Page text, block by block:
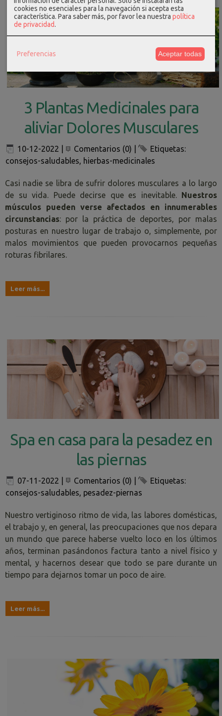
3 Plantas Medicinales para
aliviar Dolores Musculares
10-12-2022 Comentarios (0)
Etiquetas:
consejos-saludables, hierbas-medicinales
Casi nadie se libra de sufrir dolores musculares a lo largo
de su vida. Puede decirse que es inevitable.
Nuestros
músculos pueden verse afectados en innumerables
circunstancias: por la práctica de deportes, por malas
posturas en nuestro lugar de trabajo o, simplemente, por
malos movimientos que pueden provocarnos pequeñas
roturas fibrilares.
Leer más...
Spa en casa para la pesadez en
las piernas
07-11-2022 Comentarios (0)
Etiquetas:
consejos-saludables, pesadez-piernas
Nuestro vertiginoso ritmo de vida, las labores domésticas,
el trabajo y, en general, las preocupaciones que nos depara
un mundo que parece haberse vuelto loco en los últimos
años, terminan pasándonos factura tanto a nivel físico y
mental, y hacernos desear que todo se pare durante un
tiempo para dejarnos tomar un poco de aire.
Leer más...
cookies no esenciales para la navegación si acepta esta
característica. Para saber más, por favor lea nuestra política
de privacidad.
Preferencias Aceptar todas